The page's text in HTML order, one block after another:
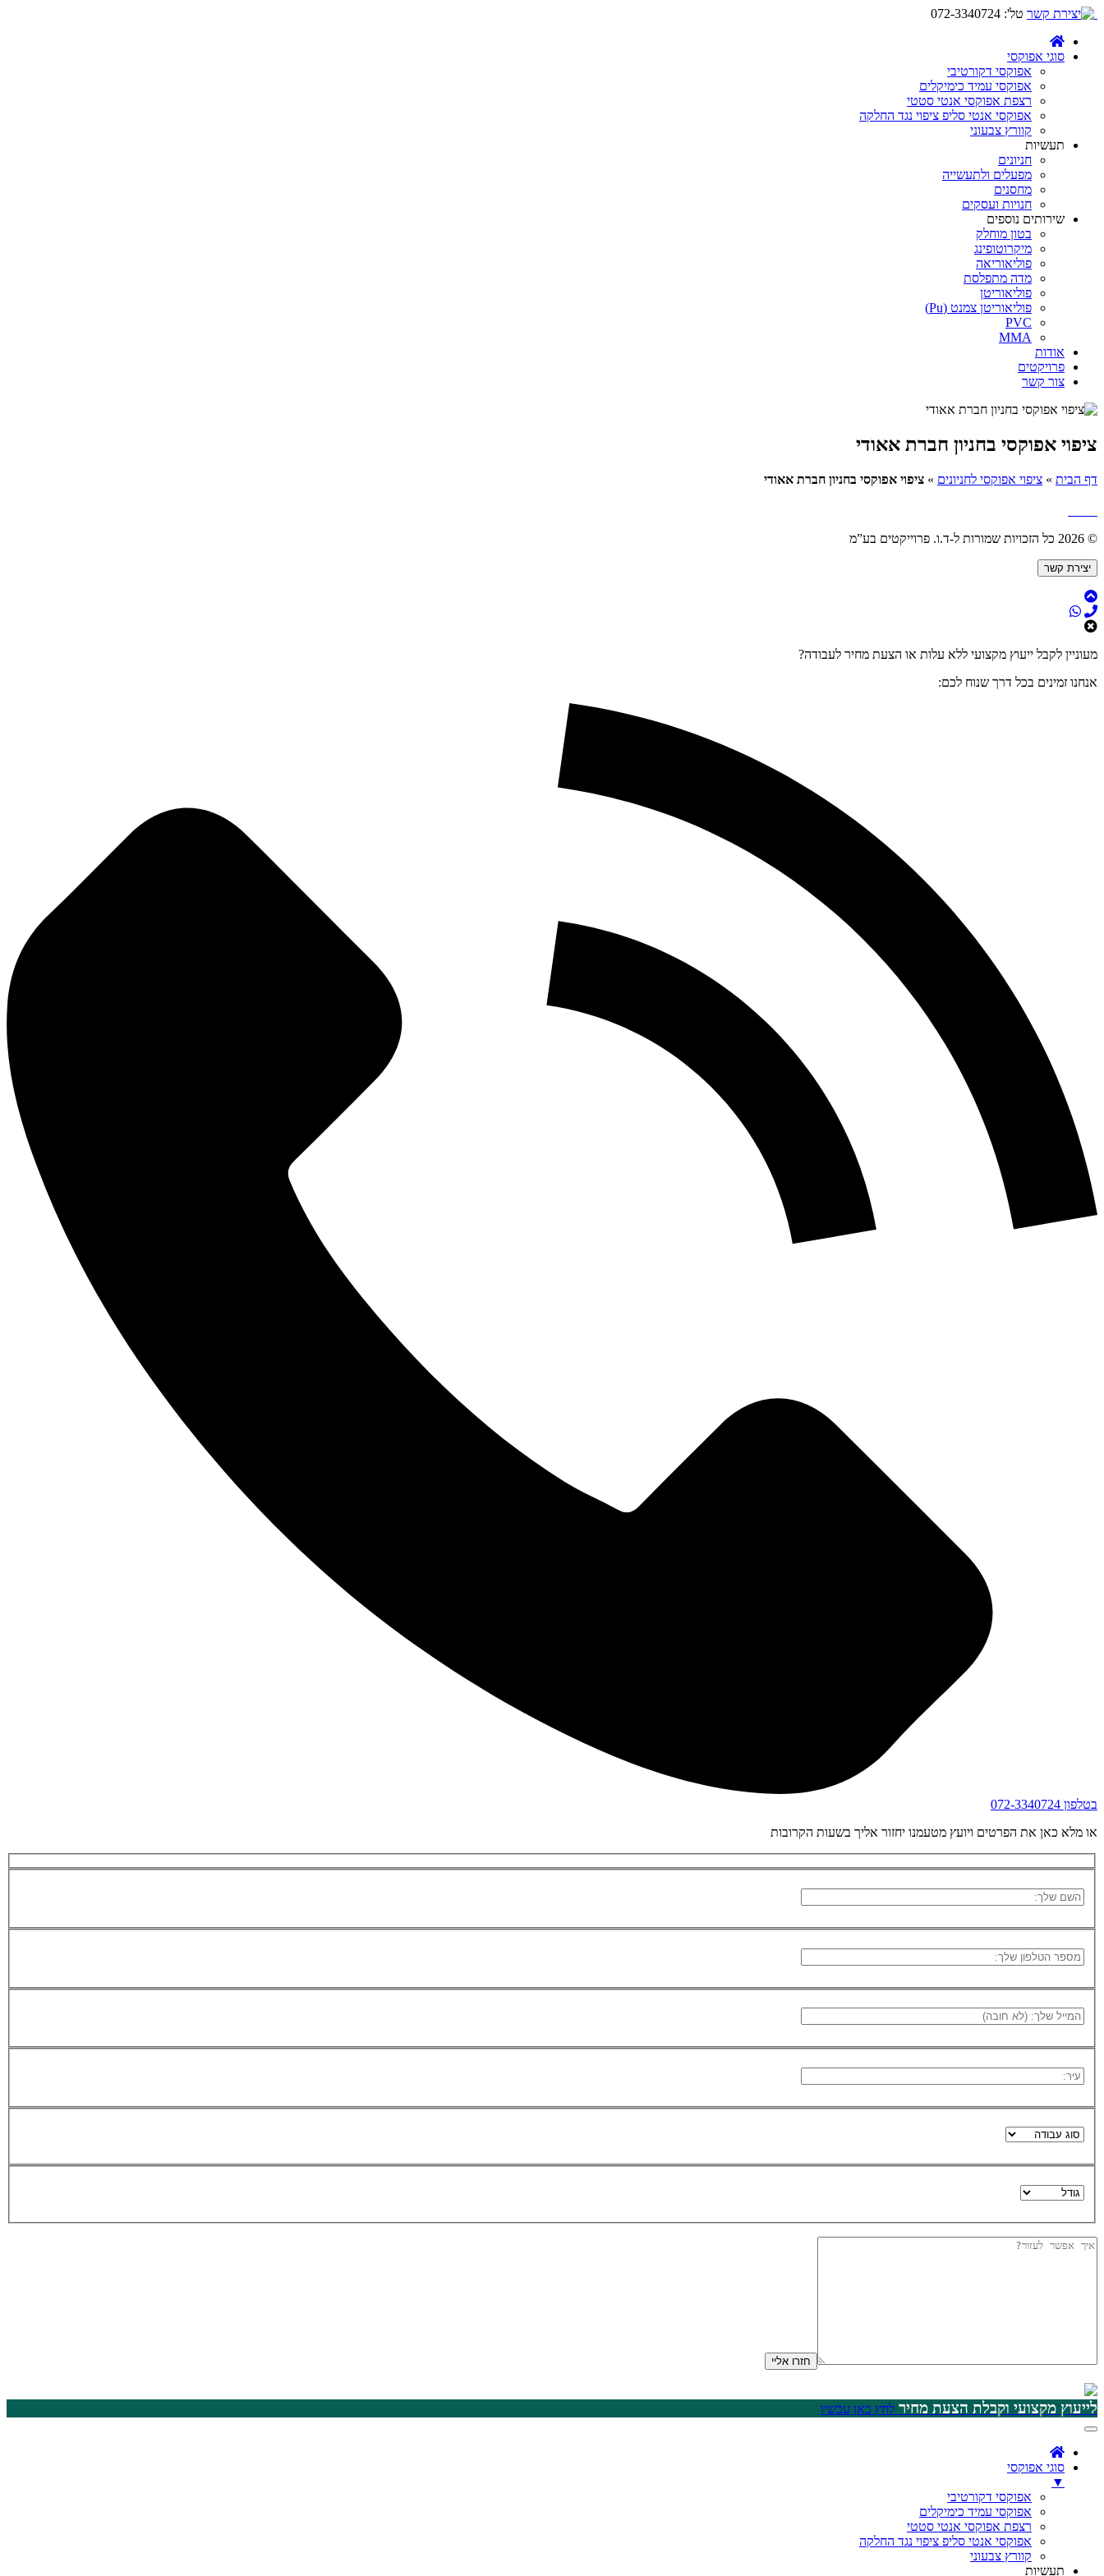
טל': 072-3340724
סוגי אפוקסי
אפוקסי דקורטיבי
אפוקסי עמיד כימיקלים
רצפת אפוקסי אנטי סטטי
אפוקסי אנטי סליפ ציפוי נגד החלקה
קוורץ צבעוני
תעשיות
חניונים
מפעלים ולתעשייה
מחסנים
חנויות ועסקים
שירותים נוספים
בטון מוחלק
מיקרוטופינג
פוליאוריאה
מדה מתפלסת
פוליאוריטן
פוליאוריטן צמנט (Pu)
PVC
MMA
אודות
פרויקטים
צור קשר
ציפוי אפוקסי בחניון חברת אאודי
דף הבית » ציפוי אפוקסי לחניונים » ציפוי אפוקסי בחניון חברת אאודי
© 2026 כל הזכויות שמורות ל-ד.ו. פרוייקטים בע”מ
יצירת קשר
מעוניין לקבל ייעוץ מקצועי ללא עלות או הצעת מחיר לעבודה?
אנחנו זמינים בכל דרך שנוח לכם:
בטלפון 072-3340724
או מלא כאן את הפרטים ויועץ מטעמנו יחזור אליך בשעות הקרובות
לייעוץ מקצועי וקבלת הצעת מחיר לחץ כאן עכשיו
סוגי אפוקסי
▼
אפוקסי דקורטיבי
אפוקסי עמיד כימיקלים
רצפת אפוקסי אנטי סטטי
אפוקסי אנטי סליפ ציפוי נגד החלקה
קוורץ צבעוני
תעשיות